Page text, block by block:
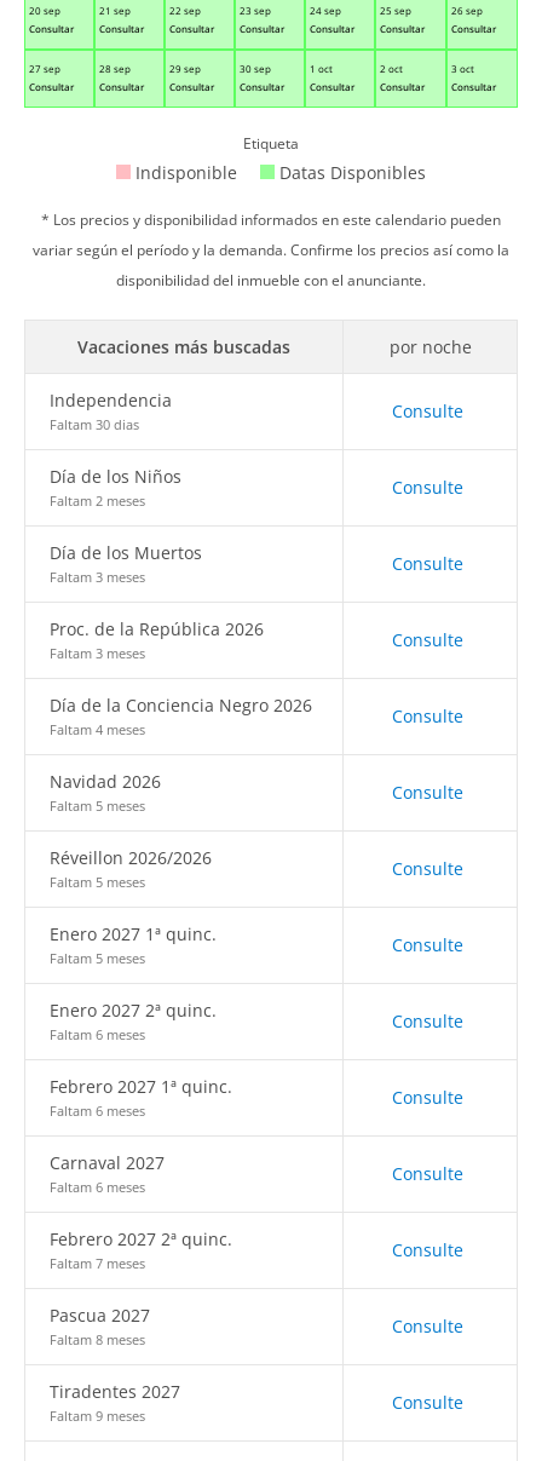
20 sep
Consultar
21 sep
Consultar
22 sep
Consultar
23 sep
Consultar
24 sep
Consultar
25 sep
Consultar
26 sep
Consultar
27 sep
Consultar
28 sep
Consultar
29 sep
Consultar
30 sep
Consultar
1 oct
Consultar
2 oct
Consultar
3 oct
Consultar
Etiqueta
Indisponible Datas Disponibles
* Los precios y disponibilidad informados en este calendario pueden
variar según el período y la demanda. Confirme los precios así como la
disponibilidad del inmueble con el anunciante.
Vacaciones más buscadas por noche
Independencia
Faltam 30 dias
Consulte
Día de los Niños
Faltam 2 meses
Consulte
Día de los Muertos
Faltam 3 meses
Consulte
Proc. de la República 2026
Faltam 3 meses
Consulte
Día de la Conciencia Negro 2026
Faltam 4 meses
Consulte
Navidad 2026
Faltam 5 meses
Consulte
Réveillon 2026/2026
Faltam 5 meses
Consulte
Enero 2027 1ª quinc.
Faltam 5 meses
Consulte
Enero 2027 2ª quinc.
Faltam 6 meses
Consulte
Febrero 2027 1ª quinc.
Faltam 6 meses
Consulte
Carnaval 2027
Faltam 6 meses
Consulte
Febrero 2027 2ª quinc.
Faltam 7 meses
Consulte
Pascua 2027
Faltam 8 meses
Consulte
Tiradentes 2027
Faltam 9 meses
Consulte